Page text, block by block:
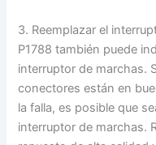
3. Reemplazar el
P1788 también puede
interruptor de marchas.
conectores están en
la falla, es posible que
interruptor de marchas.